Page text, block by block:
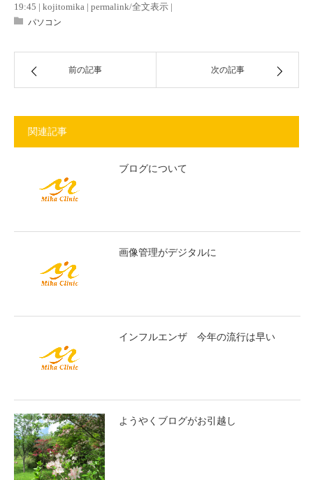
19:45 | kojitomika | permalink/全文表示 |
パソコン
前の記事 次の記事
関連記事
ブログについて
画像管理がデジタルに
インフルエンザ 今年の流行は早い
ようやくブログがお引越し